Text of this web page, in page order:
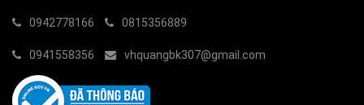
0942778166 0815356889
0941558356 vhquangbk307@gmail.com